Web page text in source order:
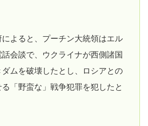
によると、プーチン大統領はエル
話会談で、ウクライナが西側諸国
ムを破壊したとし、ロシアとの
「野蛮な」戦争犯罪を犯したと